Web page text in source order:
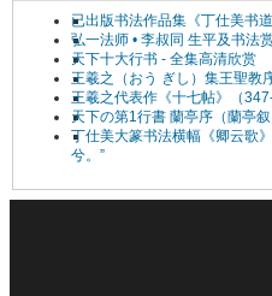
已出版书法作品集《丁仕美书道
弘一法师 • 李叔同 生平及书法
天下十大行书 - 全集高清欣赏
王羲之（おう ぎし）集王聖教
王羲之代表作《十七帖》（
天下の第1行書 蘭亭序（蘭亭
丁仕美大篆书法横幅《卿云歌
兮。”